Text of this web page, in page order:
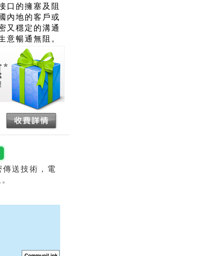
口的擁塞及阻
內地的客戶或
又穩定的溝通
意暢通無阻。
送技術，電